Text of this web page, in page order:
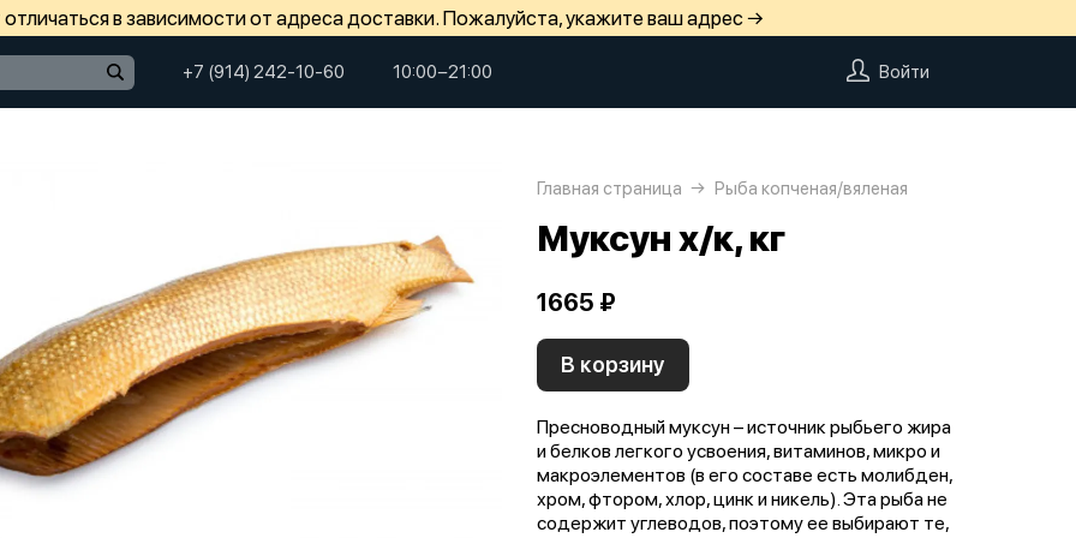
в зависимости от адреса доставки. Пожалуйста, укажите ваш адрес →
+7 (914) 242-10-60 10:00−21:00 Войти
Главная страница Рыба копченая/вяленая
Муксун х/к, кг
1665 ₽
В корзину
Пресноводный муксун – источник рыбьего жира
и белков легкого усвоения, витаминов, микро и
макроэлементов (в его составе есть молибден,
хром, фтором, хлор, цинк и никель). Эта рыба не
содержит углеводов, поэтому ее выбирают те,